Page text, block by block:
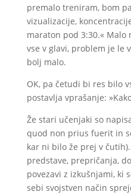
premalo treniram, bom
vizualizacije,
maraton pod 3:30.« Malo
vse v glavi, problem je le
bolj malo.
OK, pa četudi bi res bilo
postavlja vprašanje:
Že stari učenjaki so
quod non prius fuerit in
kar ni bilo že prej v
predstave, prepričanja,
povezavi z izkušnjami, ki
sebi svojstven način